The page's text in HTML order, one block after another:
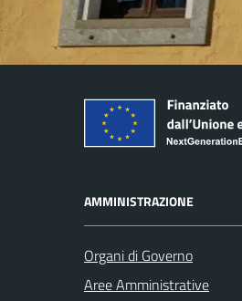
AMMINISTRAZIONE
Organi di Governo
Aree Amministrative